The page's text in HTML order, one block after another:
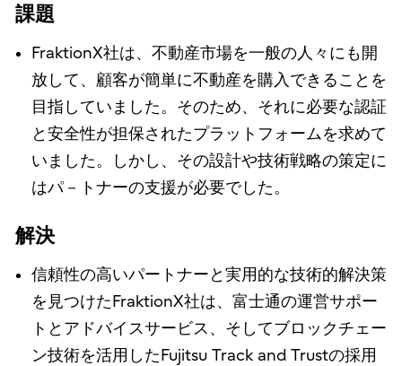
課題
FraktionX社は、不動産市場を一般の人々にも開
放して、顧客が簡単に不動産を購入できることを
目指していました。そのため、それに必要な認証
と安全性が担保されたプラットフォームを求めて
いました。しかし、その設計や技術戦略の策定に
はパ－トナーの支援が必要でした。
解決
信頼性の高いパートナーと実用的な技術的解決策
を見つけたFraktionX社は、富士通の運営サポー
トとアドバイスサービス、そしてブロックチェー
ン技術を活用したFujitsu Track and Trustの採用